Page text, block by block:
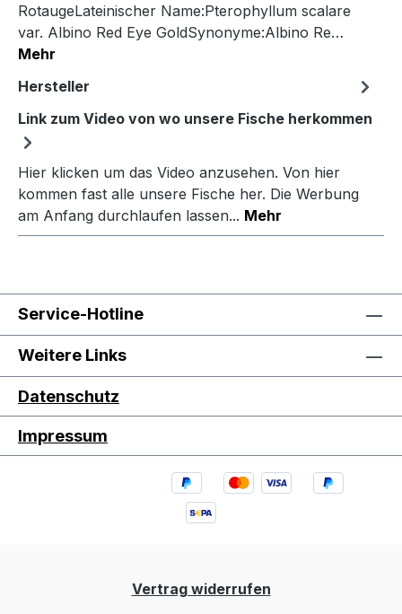
RotaugeLateinischer Name:Pterophyllum scalare
var. Albino Red Eye GoldSynonyme:Albino Re…
Mehr
Hersteller
Link zum Video von wo unsere Fische herkommen
Hier klicken um das Video anzusehen. Von hier
kommen fast alle unsere Fische her. Die Werbung
am Anfang durchlaufen lassen... Mehr
Service-Hotline
Weitere Links
Datenschutz
Impressum
Vertrag widerrufen